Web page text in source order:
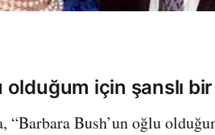
için şanslı bir
“Barbara Bush’un oğlu